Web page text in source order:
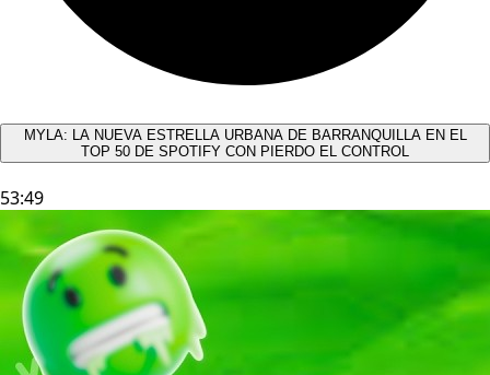
MYLA: LA NUEVA ESTRELLA URBANA DE BARRANQUILLA EN EL
TOP 50 DE SPOTIFY CON PIERDO EL CONTROL
53:49